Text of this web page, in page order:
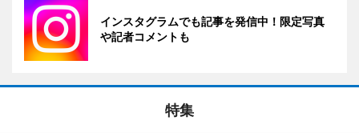
インスタグラムでも記事を発信中！限定写真
や記者コメントも
特集